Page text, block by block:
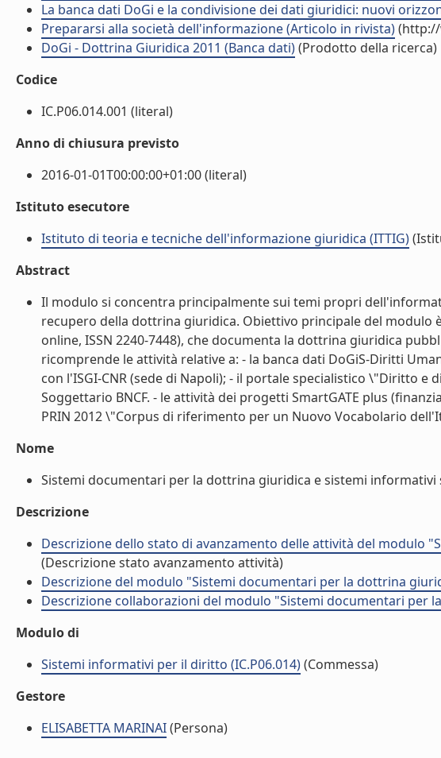
La banca dati DoGi e la condivisione dei dati giuridici: nuovi
Prepararsi alla società dell'informazione (Articolo in rivista)
DoGi - Dottrina Giuridica 2011 (Banca dati)(Prodotto della ricerca)
Codice
IC.P06.014.001 (literal)
Anno di chiusura previsto
2016-01-01T00:00:00+01:00 (literal)
Istituto esecutore
Istituto di teoria e tecniche dell'informazione giuridica (ITTIG)
Abstract
Il modulo si concentra principalmente sui temi propri
recupero della dottrina giuridica. Obiettivo principale del modulo
online, ISSN 2240-7448), che documenta la dottrina giuridica
ricomprende le attività relative a: - la banca dati DoGiS-Diritti
con l'ISGI-CNR (sede di Napoli); - il portale specialistico \"Diritto
Soggettario BNCF. - le attività dei progetti SmartGATE plus
PRIN 2012 \"Corpus di riferimento per un Nuovo Vocabolario
Nome
Sistemi documentari per la dottrina giuridica e sistemi informativi
Descrizione
Descrizione dello stato di avanzamento delle attività del modulo
(Descrizione stato avanzamento attività)
Descrizione del modulo "Sistemi documentari per la dottrina
Descrizione collaborazioni del modulo "Sistemi documentari per
Modulo di
Sistemi informativi per il diritto (IC.P06.014)(Commessa)
Gestore
ELISABETTA MARINAI(Persona)